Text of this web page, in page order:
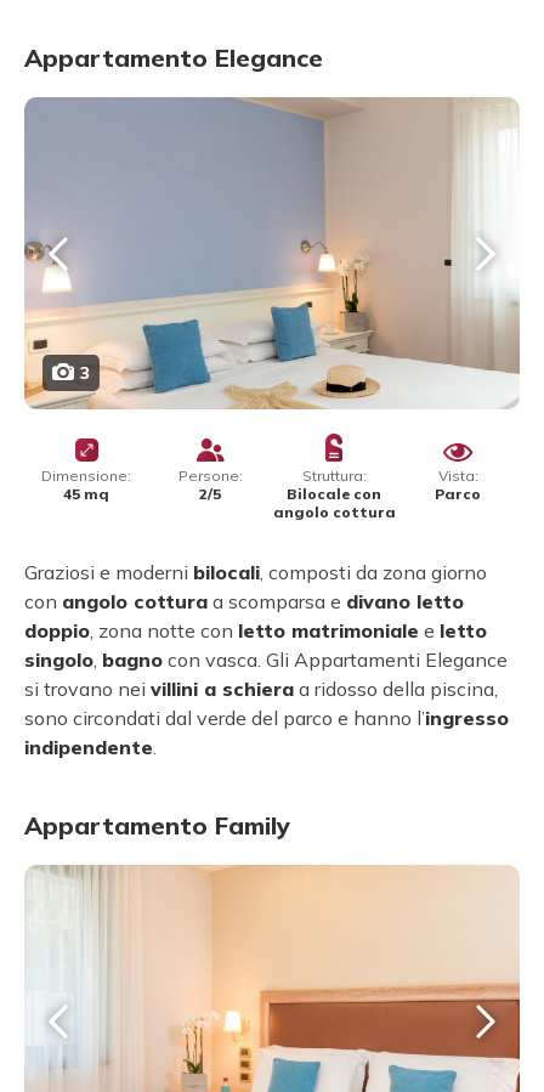
Appartamento Elegance
3
Dimensione:
45 mq
Persone:
2/5
Struttura:
Bilocale con
angolo cottura
Vista:
Parco
Graziosi e moderni bilocali, composti da zona giorno
con angolo cottura a scomparsa e divano letto
doppio, zona notte con letto matrimoniale e letto
singolo, bagno con vasca. Gli Appartamenti Elegance
si trovano nei villini a schiera a ridosso della piscina,
sono circondati dal verde del parco e hanno l’ingresso
indipendente.
Appartamento Family